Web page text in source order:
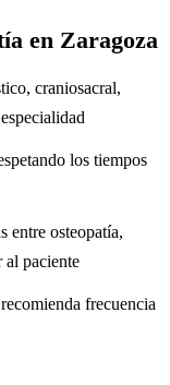
en Zaragoza
craniosacral,
los tiempos
entre osteopatía,
al paciente
frecuencia